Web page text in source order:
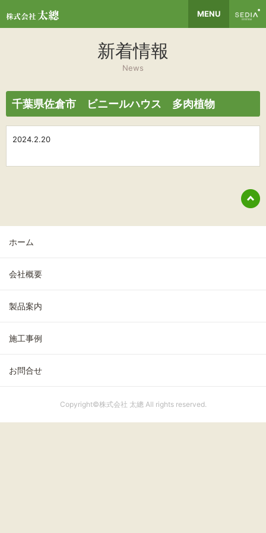
MENU
新着情報
News
千葉県佐倉市 ビニールハウス 多肉植物
2024.2.20
ホーム
会社概要
製品案内
施工事例
お問合せ
Copyright©株式会社 太總 All rights reserved.